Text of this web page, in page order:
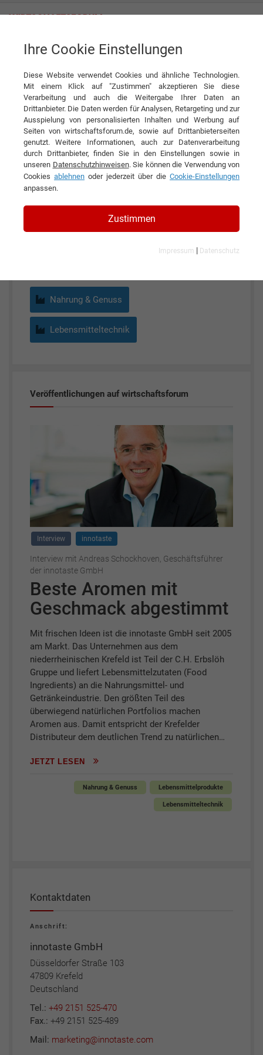
innotaste GmbH
KONTAKT
innotaste GmbH
Nahrung & Genuss
Lebensmitteltechnik
Veröffentlichungen auf wirtschaftsforum
Interview innotaste
Interview mit Andreas Schockhoven, Geschäftsführer
der innotaste GmbH
Beste Aromen mit
Geschmack abgestimmt
Mit frischen Ideen ist die innotaste GmbH seit 2005
am Markt. Das Unternehmen aus dem
niederrheinischen Krefeld ist Teil der C.H. Erbslöh
Gruppe und liefert Lebensmittelzutaten (Food
Ingredients) an die Nahrungsmittel- und
Getränkeindustrie. Den größten Teil des
überwiegend natürlichen Portfolios machen
Aromen aus. Damit entspricht der Krefelder
Distributeur dem deutlichen Trend zu natürlichen…
JETZT LESEN
Nahrung & Genuss Lebensmittelprodukte
Lebensmitteltechnik
Kontaktdaten
Anschrift:
innotaste GmbH
Düsseldorfer Straße 103
47809 Krefeld
Deutschland
Tel.: +49 2151 525-470
Fax.: +49 2151 525-489
Mail: marketing@innotaste.com
Ihre Cookie Einstellungen
Diese Website verwendet Cookies und ähnliche Technologien.
Mit einem Klick auf "Zustimmen" akzeptieren Sie diese
Verarbeitung und auch die Weitergabe Ihrer Daten an
Drittanbieter. Die Daten werden für Analysen, Retargeting und zur
Ausspielung von personalisierten Inhalten und Werbung auf
Seiten von wirtschaftsforum.de, sowie auf Drittanbieterseiten
genutzt. Weitere Informationen, auch zur Datenverarbeitung
durch Drittanbieter, finden Sie in den Einstellungen sowie in
unseren Datenschutzhinweisen. Sie können die Verwendung von
Cookies ablehnen oder jederzeit über die Cookie-Einstellungen
anpassen.
Zustimmen
Impressum | Datenschutz